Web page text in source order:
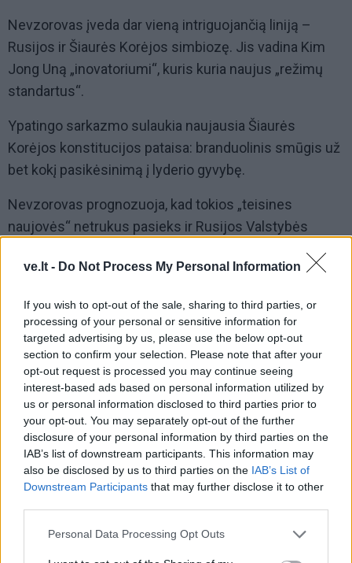
ve.lt - Do Not Process My Personal Information
If you wish to opt-out of the sale, sharing to third parties, or
processing of your personal or sensitive information for
targeted advertising by us, please use the below opt-out
section to confirm your selection. Please note that after your
opt-out request is processed you may continue seeing
interest-based ads based on personal information utilized by
us or personal information disclosed to third parties prior to
your opt-out. You may separately opt-out of the further
disclosure of your personal information by third parties on the
IAB’s list of downstream participants. This information may
also be disclosed by us to third parties on the IAB’s List of
Downstream Participants that may further disclose it to other
Personal Data Processing Opt Outs
Nevzorovas įveda dar vieną intriguojančią liniją –
Rusijos ir Šiaurės Korėjos simbiozę. Jis vadina Kim
Jong Uną „inovatoriumi“, kuris kuria naujus „režimų
standartus“.
Ypatingo sarkazmo sulaukia naujausia Šiaurės
Korėjos konstitucijos pataisa: branduolinis smūgis už
bet kokį pasikėsinimą į lyderio gyvybę.
Nevzorovas prognozuoja, kad tokios „teisines
naujovės“ netrukus pasieks ir Rusijos Valstybės
Dūmą. Tai kuria nejaukią prognozę apie tai, kaip toli
gali nueiti režimas, bandydamas apsaugoti savo fizinį